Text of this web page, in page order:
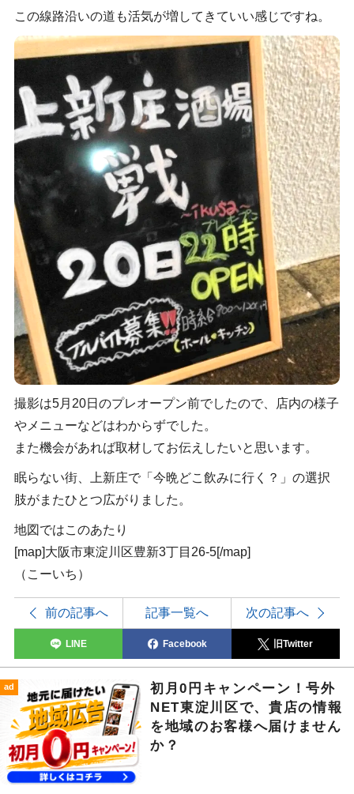
この線路沿いの道も活気が増してきていい感じですね。
撮影は5月20日のプレオープン前でしたので、店内の様子
やメニューなどはわからずでした。
また機会があれば取材してお伝えしたいと思います。
眠らない街、上新庄で「今晩どこ飲みに行く？」の選択
肢がまたひとつ広がりました。
地図ではこのあたり
[map]大阪市東淀川区豊新3丁目26-5[/map]
（こーいち）
前の記事へ 記事一覧へ 次の記事へ
LINE Facebook 旧Twitter
ad
初月0円キャンペーン！号外
NET東淀川区で、貴店の情報
を地域のお客様へ届けません
か？